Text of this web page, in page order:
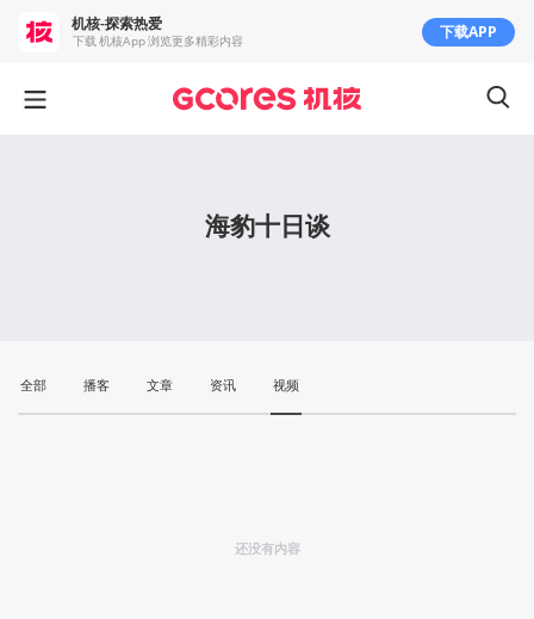
海豹十日谈
全部 播客 文章 资讯 视频
还没有内容
机核-探索热爱
下载 机核App 浏览更多精彩内容 下载APP